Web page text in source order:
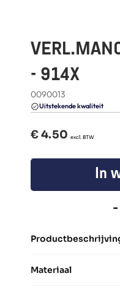
FAQ
Blogs
- 914X
0090013
Uitstekende kwaliteit
€ 4.50
  excl. BTW
In
-
Materiaal